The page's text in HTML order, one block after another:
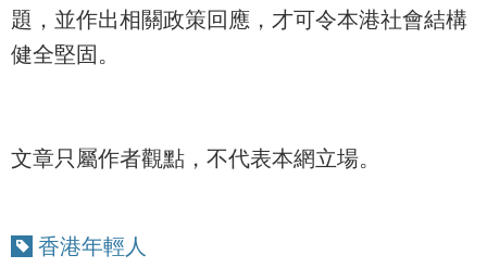
題，並作出相關政策回應，才可令本港社會結構
健全堅固。
文章只屬作者觀點，不代表本網立場。
香港年輕人